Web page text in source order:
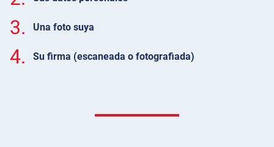
3. Una foto suya
4. Su firma (escaneada o fotografiada)